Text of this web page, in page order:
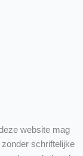
website mag
schriftelijke